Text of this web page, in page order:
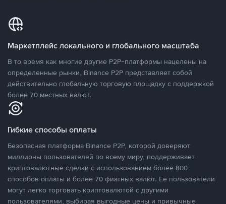
Маркетплейс локального и глобального масштаба
В то время как многие другие P2P-платформы нацелены на
определенные рынки, Binance P2P представляет собой
действительно глобальную торговую площадку с поддержкой
более 70 местных валют.
Гибкие способы оплаты
Безопасная платформа Binance P2P, которой доверяют
миллионы пользователей по всему миру, поддерживает
криптовалютные сделки с использованием более 800
способов оплаты и более 70 фиатных валют. Ее пользователи
могут легко торговать криптовалютой с другими
пользователями, выбирая выгодные цены и привычные